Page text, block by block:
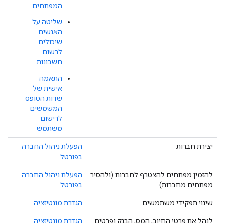
המפתחים
שליטה על
האנשים
שיכולים
לרשום
חשבונות
התאמה
אישית של
שדות הטופס
המשמשים
לרישום
משתמש
יצירת חברות
הפעלת ניהול החברה
בפורטל
להזמין מפתחים להצטרף לחברות (ולהסיר
מפתחים מחברות)
הפעלת ניהול החברה
בפורטל
שינוי תפקידי משתמשים הגדרת מונטיזציה
לנהל את פרטי החיוב, המס, הבנק ופרטים
הגדרת מונטיזציה